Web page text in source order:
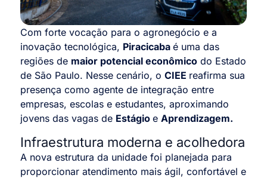
Com forte vocação para o agronegócio e a
inovação tecnológica, Piracicaba é uma das
regiões de maior potencial econômico do Estado
de São Paulo. Nesse cenário, o CIEE reafirma sua
presença como agente de integração entre
empresas, escolas e estudantes, aproximando
jovens das vagas de Estágio e Aprendizagem.
Infraestrutura moderna e acolhedora
A nova estrutura da unidade foi planejada para
proporcionar atendimento mais ágil, confortável e